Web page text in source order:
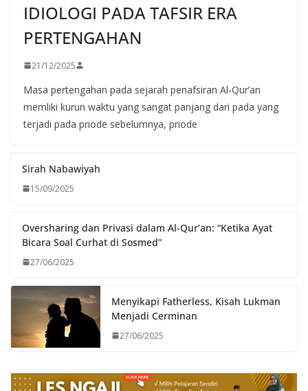
IDIOLOGI PADA TAFSIR ERA
PERTENGAHAN
21/12/2025
Masa pertengahan pada sejarah penafsiran Al-Qur’an
memliki kurun waktu yang sangat panjang dari pada yang
terjadi pada priode sebelumnya, priode
Sirah Nabawiyah
15/09/2025
Oversharing dan Privasi dalam Al-Qur’an: “Ketika Ayat
Bicara Soal Curhat di Sosmed”
27/06/2025
Menyikapi Fatherless, Kisah Lukman
Menjadi Cerminan
27/06/2025